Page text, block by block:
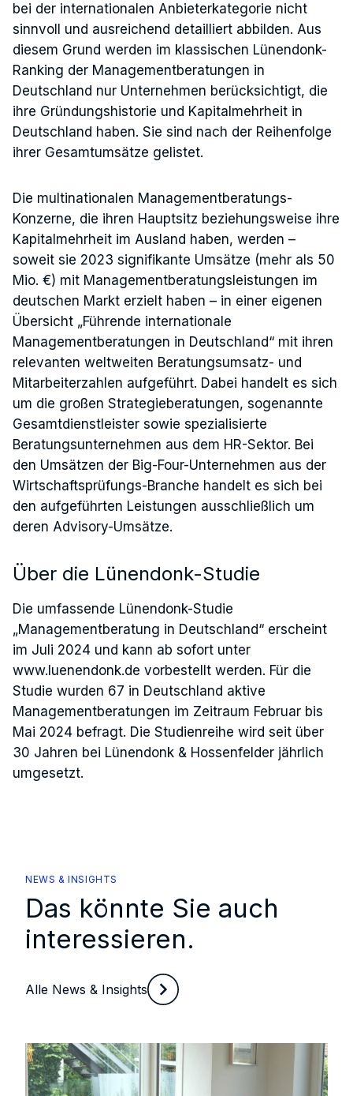
bei der internationalen Anbieterkategorie nicht
sinnvoll und ausreichend detailliert abbilden. Aus
diesem Grund werden im klassischen Lünendonk-
Ranking der Managementberatungen in
Deutschland nur Unternehmen berücksichtigt, die
ihre Gründungshistorie und Kapitalmehrheit in
Deutschland haben. Sie sind nach der Reihenfolge
ihrer Gesamtumsätze gelistet.
Die multinationalen Managementberatungs-
Konzerne, die ihren Hauptsitz beziehungsweise ihre
Kapitalmehrheit im Ausland haben, werden –
soweit sie 2023 signifikante Umsätze (mehr als 50
Mio. €) mit Managementberatungsleistungen im
deutschen Markt erzielt haben – in einer eigenen
Übersicht „Führende internationale
Managementberatungen in Deutschland“ mit ihren
relevanten weltweiten Beratungsumsatz- und
Mitarbeiterzahlen aufgeführt. Dabei handelt es sich
um die großen Strategieberatungen, sogenannte
Gesamtdienstleister sowie spezialisierte
Beratungsunternehmen aus dem HR-Sektor. Bei
den Umsätzen der Big-Four-Unternehmen aus der
Wirtschaftsprüfungs-Branche handelt es sich bei
den aufgeführten Leistungen ausschließlich um
deren Advisory-Umsätze.
Über die Lünendonk-Studie
Die umfassende Lünendonk-Studie
„Managementberatung in Deutschland“ erscheint
im Juli 2024 und kann ab sofort unter
www.luenendonk.de vorbestellt werden. Für die
Studie wurden 67 in Deutschland aktive
Managementberatungen im Zeitraum Februar bis
Mai 2024 befragt. Die Studienreihe wird seit über
30 Jahren bei Lünendonk & Hossenfelder jährlich
umgesetzt.
NEWS & INSIGHTS
Das könnte Sie auch
interessieren.
Alle News & Insights